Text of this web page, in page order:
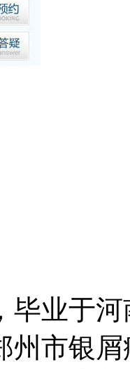
毕业于
州市银